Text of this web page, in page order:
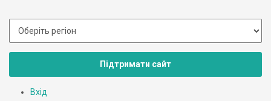
Підтримати сайт
Вхід